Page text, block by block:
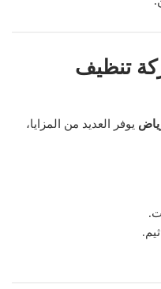
تنظيف
يوفر العديد من المزايا،